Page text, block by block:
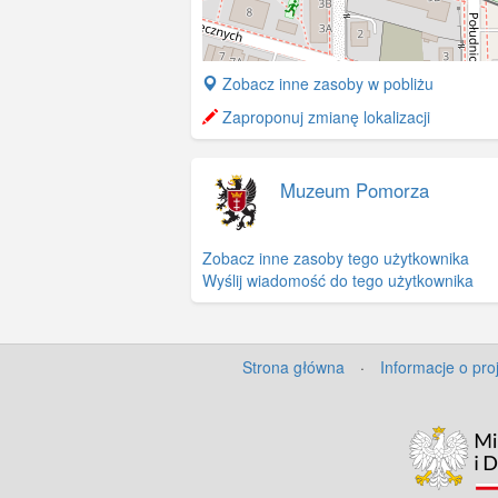
+
−
Zobacz inne zasoby w pobliżu
Zaproponuj zmianę lokalizacji
Muzeum Pomorza
Zobacz inne zasoby tego użytkownika
Wyślij wiadomość do tego użytkownika
Strona główna · Informacje o